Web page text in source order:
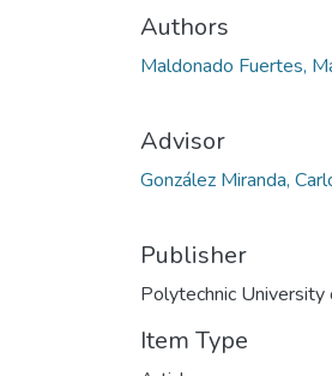
Authors
Maldonado Fuertes,
Advisor
González Miranda,
Publisher
Polytechnic University
Item Type